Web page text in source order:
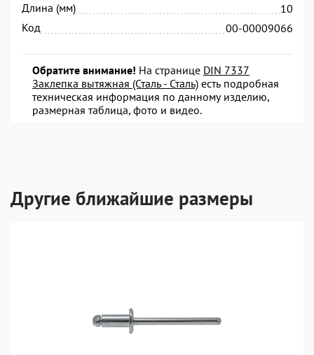
Длина (мм)
10
Код
00-00009066
Обратите внимание! На странице DIN 7337
Заклепка вытяжная (Сталь - Сталь) есть подробная
техническая информация по данному изделию,
размерная таблица, фото и видео.
Другие ближайшие размеры